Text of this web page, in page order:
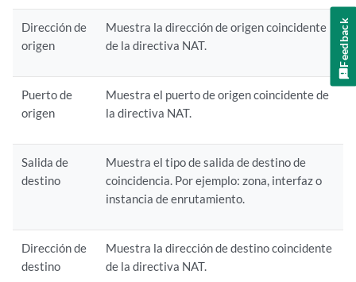
Dirección de
origen
Muestra la dirección de origen coincidente
de la directiva NAT.
Puerto de
origen
Muestra el puerto de origen coincidente de
la directiva NAT.
Salida de
destino
Muestra el tipo de salida de destino de
coincidencia. Por ejemplo: zona, interfaz o
instancia de enrutamiento.
Dirección de
destino
Muestra la dirección de destino coincidente
de la directiva NAT.
Feedback